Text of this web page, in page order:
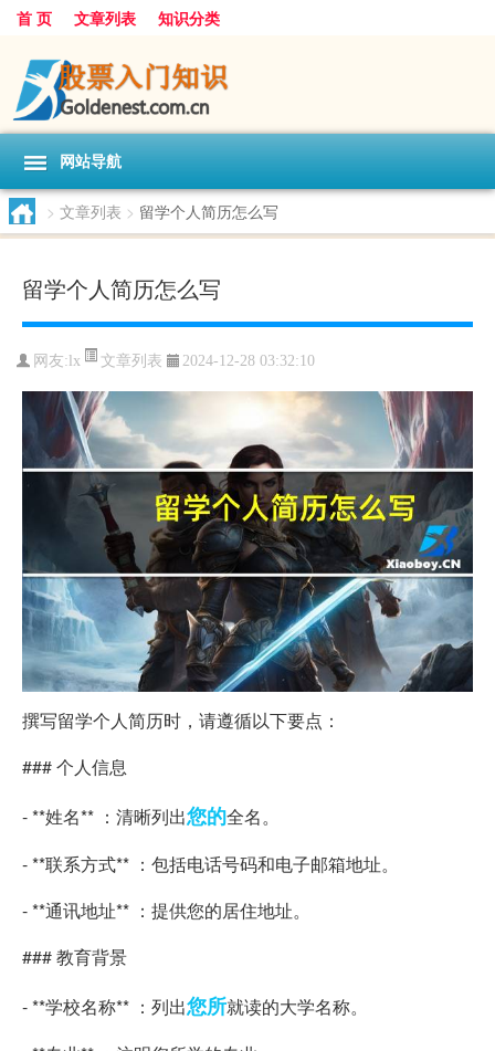
首 页 文章列表 知识分类
网站导航
> 文章列表 > 留学个人简历怎么写
留学个人简历怎么写
网友: lx 文章列表 2024-12-28 03:32:10
撰写留学个人简历时，请遵循以下要点：
### 个人信息
- **姓名** ：清晰列出您的全名。
- **联系方式** ：包括电话号码和电子邮箱地址。
- **通讯地址** ：提供您的居住地址。
### 教育背景
- **学校名称** ：列出您所就读的大学名称。